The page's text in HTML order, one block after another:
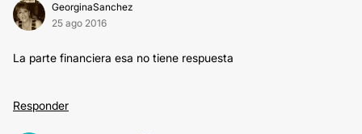
GeorginaSanchez
25 ago 2016
La parte financiera esa no tiene respuesta
Responder